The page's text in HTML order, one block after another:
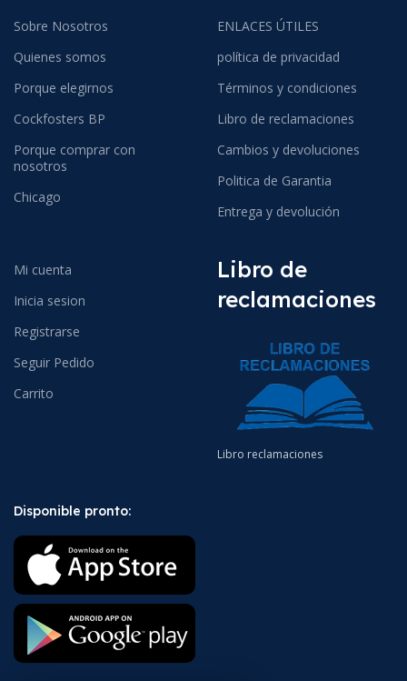
Sobre Nosotros
Quienes somos
Porque elegirnos
Cockfosters BP
Porque comprar con
nosotros
Chicago
ENLACES ÚTILES
política de privacidad
Términos y condiciones
Libro de reclamaciones
Cambios y devoluciones
Politica de Garantia
Entrega y devolución
Mi cuenta
Inicia sesion
Registrarse
Seguir Pedido
Carrito
Libro de
reclamaciones
Libro reclamaciones
Disponible pronto: